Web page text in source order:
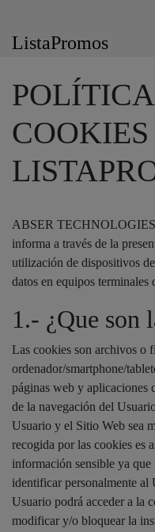
ListaPromos
ABSER
informa a través de la
utilización de dispositivos
datos en equipos terminales
1.- ¿Que son
Las cookies son archivos o
ordenador/smartphone/
páginas web y aplicaciones
de la navegación del
Usuario y el Sitio Web sea
recogida por las cookies es
información sensible ya que
identificar personalmente al
Usuario podrá acceder a la
modificar y/o bloquear la